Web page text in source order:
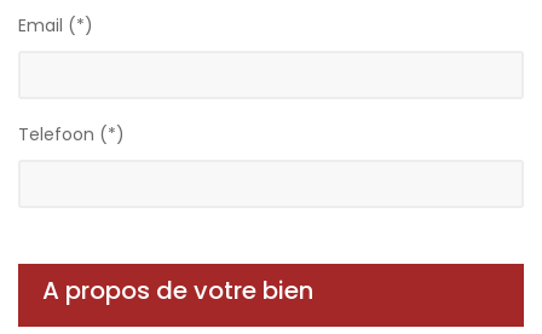
Email (*)
Telefoon (*)
A propos de votre bien